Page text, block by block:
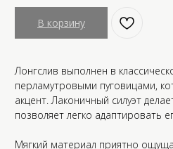
В корзину
Лонгслив выполнен в
перламутровыми пуговицами,
акцент. Лаконичный силуэт
позволяет легко адаптировать
Мягкий материал приятно